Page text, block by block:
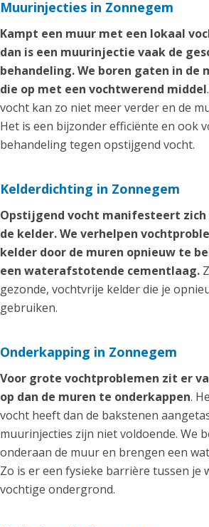
Muurinjecties in Zonnegem
Kampt een muur met een lokaal
dan is een muurinjectie vaak de
behandeling. We boren gaten in de
die op met een vochtwerend middel
vocht kan zo niet meer verder en de
Het is een bijzonder efficiënte en ook
behandeling tegen opstijgend vocht.
Kelderdichting in Zonnegem
Opstijgend vocht manifesteert
de kelder. We verhelpen
kelder door de muren opnieuw te
een waterafstotende cementlaag.
gezonde, vochtvrije kelder die je
gebruiken.
Onderkapping in Zonnegem
Voor grote vochtproblemen zit er
op dan de muren te onderkappen.
vocht heeft dan de bakstenen
muurinjecties zijn niet voldoende. We
onderaan de muur en brengen een
Zo is er een fysieke barrière tussen je
vochtige ondergrond.